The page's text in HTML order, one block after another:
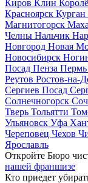
Киров Клин
Красноярск Курган
Магнитогорск
Челны Нальчик
Новгород Новая
Новосибирск
Посад Пенза Пермь
Реутов Ростов-на-
Сергиев Посад
Солнечногорск
Тверь Тольятти
Ульяновск Уфа
Череповец Чехов
Ярославль
Откройте Бюро
нашей франшизе
Кто приедет